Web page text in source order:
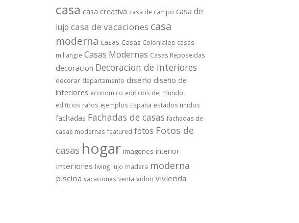
casa casa creativa casa de campo casa de
lujo casa de vacaciones casa
moderna casas Casas Coloniales casas
miliangie Casas Modernas Casas Reposeidas
decoracion Decoracion de interiores
decorar departamento diseño diseño de
interiores economico edificios del mundo
edificios raros ejemplos España estados unidos
fachadas Fachadas de casas fachadas de
casas modernas featured fotos Fotos de
casas hogar imagenes interior
interiores living lujo madera moderna
piscina vacaciones venta vidrio vivienda